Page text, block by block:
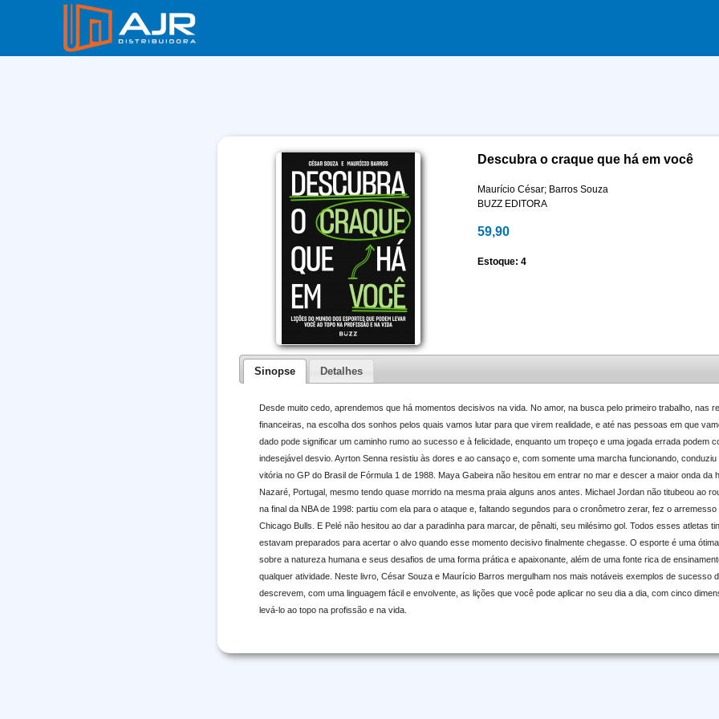
Descubra o craque que há em você
Maurício César; Barros Souza
BUZZ EDITORA
59,90
Estoque: 4
Sinopse Detalhes
Desde muito cedo, aprendemos que há momentos decisivos na vida. No amor, na busca pelo primeiro trabalho, nas
financeiras, na escolha dos sonhos pelos quais vamos lutar para que virem realidade, e até nas pessoas em que
dado pode significar um caminho rumo ao sucesso e à felicidade, enquanto um tropeço e uma jogada errada podem
indesejável desvio. Ayrton Senna resistiu às dores e ao cansaço e, com somente uma marcha funcionando,
vitória no GP do Brasil de Fórmula 1 de 1988. Maya Gabeira não hesitou em entrar no mar e descer a maior onda da
Nazaré, Portugal, mesmo tendo quase morrido na mesma praia alguns anos antes. Michael Jordan não titubeou ao
na final da NBA de 1998: partiu com ela para o ataque e, faltando segundos para o cronômetro zerar, fez o
Chicago Bulls. E Pelé não hesitou ao dar a paradinha para marcar, de pênalti, seu milésimo gol. Todos esses atletas
estavam preparados para acertar o alvo quando esse momento decisivo finalmente chegasse. O esporte é uma
sobre a natureza humana e seus desafios de uma forma prática e apaixonante, além de uma fonte rica de
qualquer atividade. Neste livro, César Souza e Maurício Barros mergulham nos mais notáveis exemplos de sucesso
descrevem, com uma linguagem fácil e envolvente, as lições que você pode aplicar no seu dia a dia, com cinco
levá-lo ao topo na profissão e na vida.